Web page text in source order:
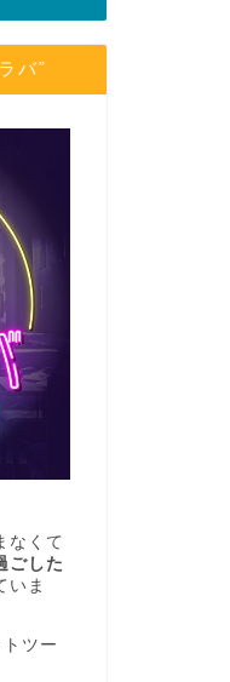
吟醸
月18日
チュ
バ”
なくて
ごした
いま
ツー